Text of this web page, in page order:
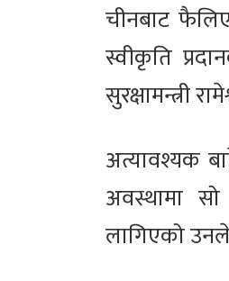
चीनबाट
स्वीकृति
सुरक्षामन्त्री
अत्यावश्यक
अवस्थामा
लागिएको